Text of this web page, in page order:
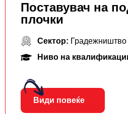
Поставувач на
плочки
Сектор: Градежништво
Ниво на
Види повеќе